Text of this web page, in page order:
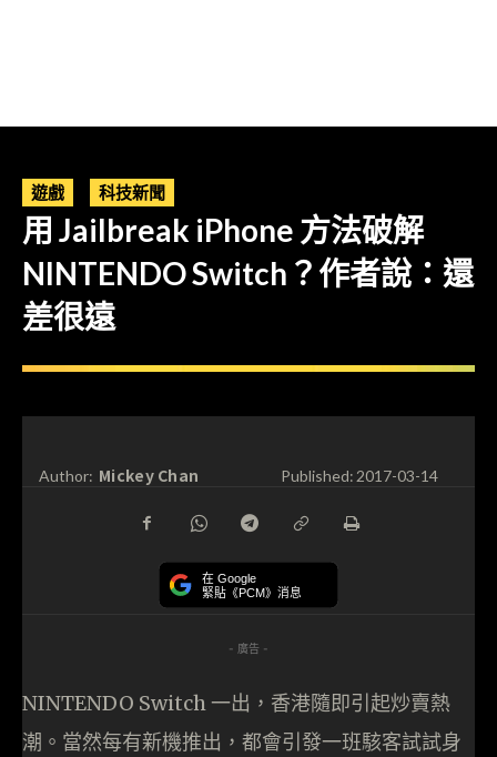
遊戲 科技新聞
用 Jailbreak iPhone 方法破解
NINTENDO Switch？作者說：還
差很遠
Author: Mickey Chan Published:2017-03-14
在 Google
緊貼《PCM》消息
- 廣告 -
NINTENDO Switch 一出，香港隨即引起炒賣熱
潮。當然每有新機推出，都會引發一班駭客試試身